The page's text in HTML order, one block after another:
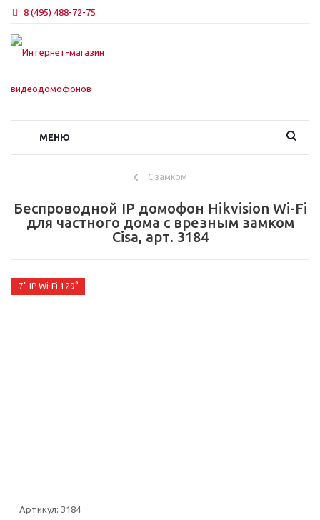
8 (495) 488-72-75
МЕНЮ
С замком
Беспроводной IP домофон Hikvision Wi-Fi
для частного дома с врезным замком
Cisa, арт. 3184
7" IP Wi-Fi 129°
Артикул: 3184